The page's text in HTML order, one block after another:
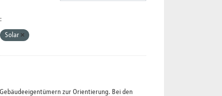
Solar
zur Orientierung. Bei den